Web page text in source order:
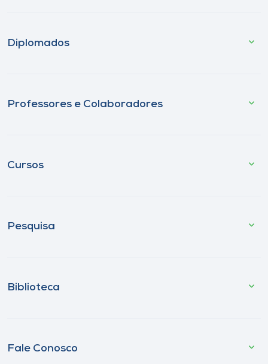
Diplomados
Professores e Colaboradores
Cursos
Pesquisa
Biblioteca
Fale Conosco